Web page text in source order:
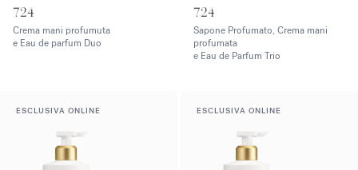
724
Crema mani profumuta
e Eau de parfum Duo
724
Sapone Profumato, Crema mani
profumata
e Eau de Parfum Trio
ESCLUSIVA ONLINE ESCLUSIVA ONLINE